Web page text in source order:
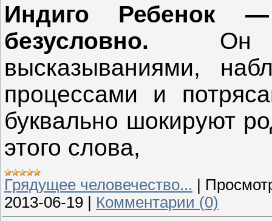
Индиго Ребенок
безусловно. Он
высказываниями,
процессами и
буквально шокируют
этого слова,
Грядущее человечество... |
2013-06-19 | Комментарии (0)